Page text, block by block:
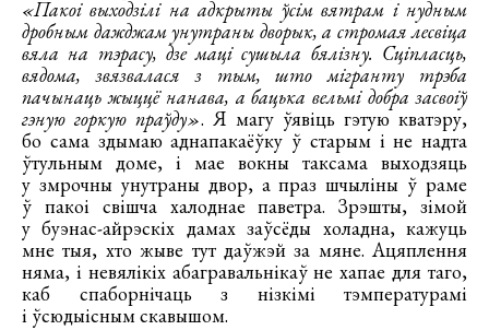
«Пакоі выходзілі на адкрыты ўсім вятрам і нудным
дробным дажджам унутраны дворык, а стромая лесвіца
вяла на тэрасу, дзе маці сушыла бялізну. Сціпласць,
вядома, звязвалася з тым, што мігранту трэба
пачынаць жыццё нанава, а бацька вельмі добра засвоіў
гэную горкую праўду». Я магу ўявіць гэтую кватэру,
бо сама здымаю аднапакаёўку ў старым і не надта
ўтульным доме, і мае вокны таксама выходзяць
у змрочны унутраны двор, а праз шчыліны ў раме
ў пакоі свішча халоднае паветра. Зрэшты, зімой
у буэнас-айрэскіх дамах заўсёды холадна, кажуць
мне тыя, хто жыве тут даўжэй за мяне. Ацяплення
няма, і невялікіх абагравальнікаў не хапае для таго,
каб спаборнічаць з нізкімі тэмпературамі
і ўсюдыісным скавышом.